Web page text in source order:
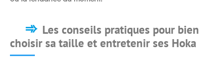
Les conseils pratiques pour bien
choisir sa taille et entretenir ses Hoka